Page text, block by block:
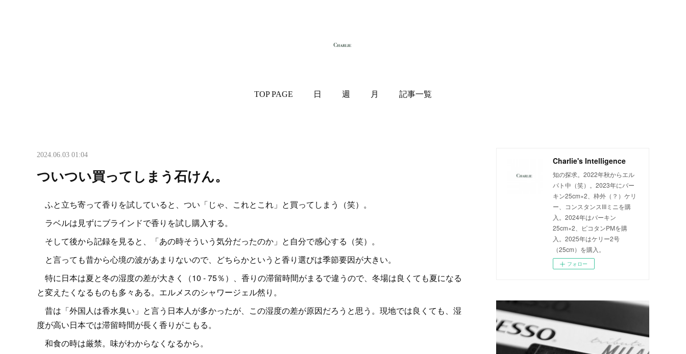
TOP PAGE 日 週 月 記事一覧
2024.06.03 01:04
ついつい買ってしまう石けん。
ふと立ち寄って香りを試していると、つい「じゃ、これとこれ」と買ってしまう（笑）。
ラベルは見ずにブラインドで香りを試し購入する。
そして後から記録を見ると、「あの時そういう気分だったのか」と自分で感心する（笑）。
と言っても昔から心境の波があまりないので、どちらかというと香り選びは季節要因が大きい。
特に日本は夏と冬の湿度の差が大きく（10 - 75％）、香りの滞留時間がまるで違うので、冬場は良くても夏になる
と変えたくなるものも多々ある。エルメスのシャワージェル然り。
昔は「外国人は香水臭い」と言う日本人が多かったが、この湿度の差が原因だろうと思う。現地では良くても、湿
度が高い日本では滞留時間が長く香りがこもる。
和食の時は厳禁。味がわからなくなるから。
Charlie's Intelligence
知の探求。2022年秋からエル
パト中（笑）。2023年にバー
キン25cm×2、枠外（？）ケリ
ー、コンスタンスIIIミニを購
入。2024年はバーキン
25cm×2、ピコタンPMを購
入。2025年はケリー2号
（25cm）を購入。
フォロー